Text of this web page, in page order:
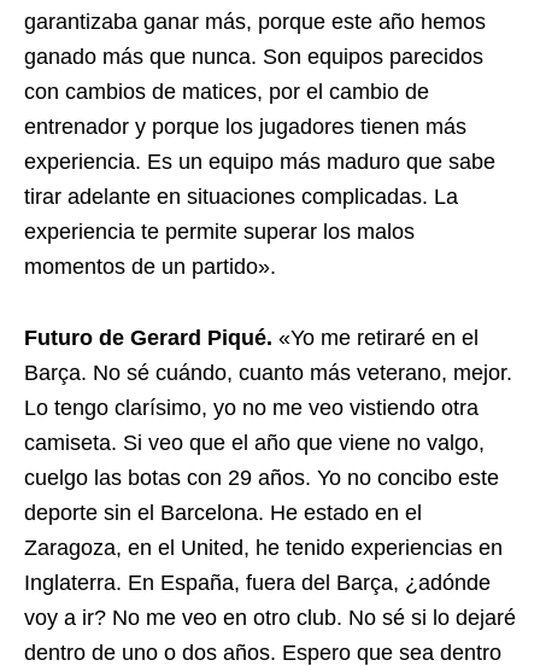
garantizaba ganar más, porque este año hemos
ganado más que nunca. Son equipos parecidos
con cambios de matices, por el cambio de
entrenador y porque los jugadores tienen más
experiencia. Es un equipo más maduro que sabe
tirar adelante en situaciones complicadas. La
experiencia te permite superar los malos
momentos de un partido».
Futuro de Gerard Piqué. «Yo me retiraré en el
Barça. No sé cuándo, cuanto más veterano, mejor.
Lo tengo clarísimo, yo no me veo vistiendo otra
camiseta. Si veo que el año que viene no valgo,
cuelgo las botas con 29 años. Yo no concibo este
deporte sin el Barcelona. He estado en el
Zaragoza, en el United, he tenido experiencias en
Inglaterra. En España, fuera del Barça, ¿adónde
voy a ir? No me veo en otro club. No sé si lo dejaré
dentro de uno o dos años. Espero que sea dentro